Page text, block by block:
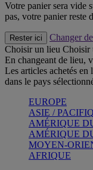
Votre panier sera vide
pas, votre panier reste
Rester ici
Changer
Choisir un lieu Choisir
En changeant de lieu,
Les articles achetés
dans le pays
EUROPE
ASIE /
AMÉRIQUE
AMÉRIQUE
MOYEN-
AFRIQUE